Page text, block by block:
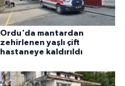
Ordu'da mantardan
zehirlenen yaşlı çift
hastaneye kaldırıldı